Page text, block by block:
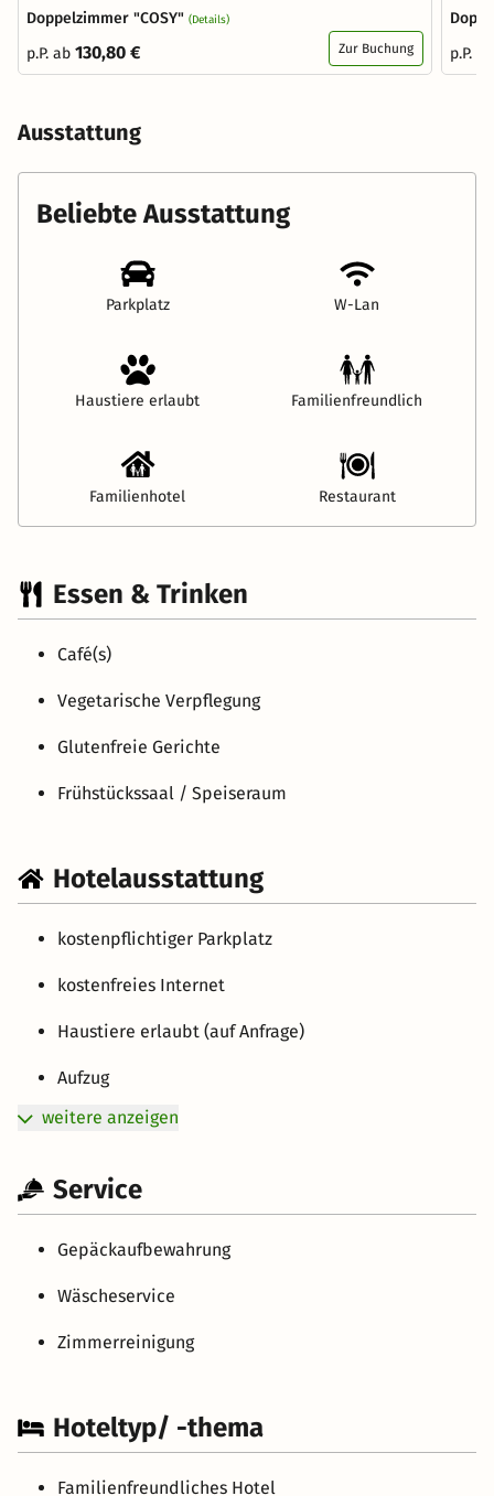
Doppelzimmer "COSY" (Details)
p.P. ab 130,80 € Zur Buchung
p.P.
Ausstattung
Beliebte Ausstattung
Parkplatz W-Lan
Haustiere erlaubt Familienfreundlich
Familienhotel Restaurant
Essen & Trinken
Café(s)
Vegetarische Verpflegung
Glutenfreie Gerichte
Frühstückssaal / Speiseraum
Hotelausstattung
kostenpflichtiger Parkplatz
kostenfreies Internet
Haustiere erlaubt (auf Anfrage)
Aufzug
weitere anzeigen
Service
Gepäckaufbewahrung
Wäscheservice
Zimmerreinigung
Hoteltyp/ -thema
Familienfreundliches Hotel